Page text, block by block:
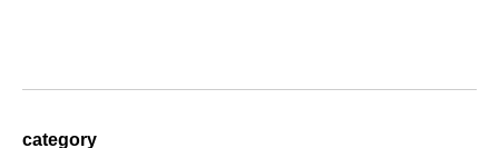
category